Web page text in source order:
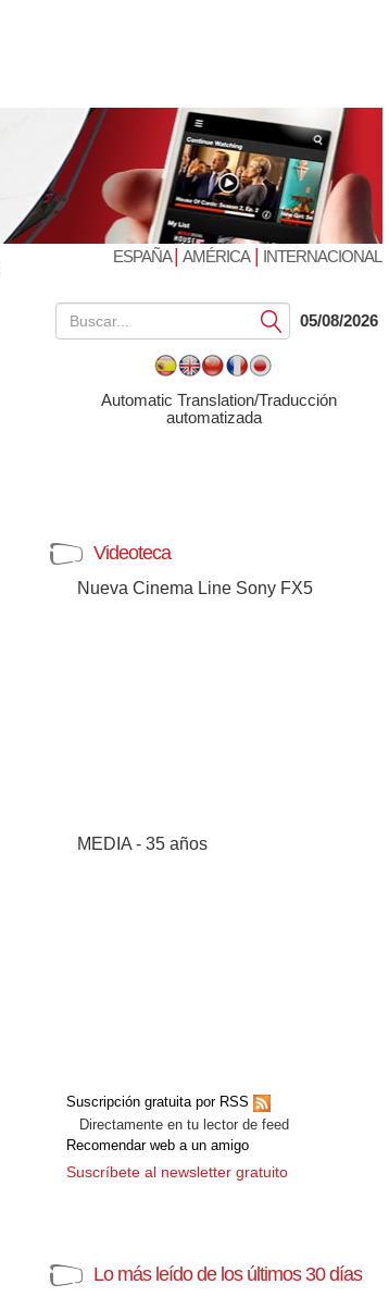
ESPAÑA| AMÉRICA| INTERNACIONAL
Submit05/08/2026
Automatic Translation/Traducción
automatizada
Videoteca
Nueva Cinema Line Sony FX5
MEDIA - 35 años
Suscripción gratuita por RSS
Directamente en tu lector de feed
Recomendar web a un amigo
Suscríbete al newsletter gratuito
Lo más leído de los últimos 30 días